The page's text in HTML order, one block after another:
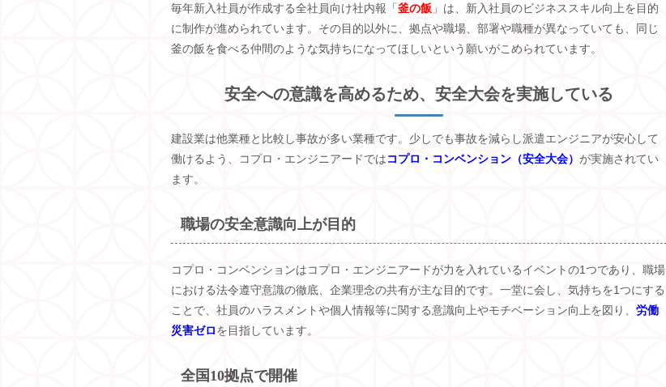
毎年新入社員が作成する全社員向け社内報「釜の飯 」は、新入社員のビジネススキル向上を目的
に制作が進められています。その目的以外に、拠点や職場、部署や職種が異なっていても、同じ
釜の飯を食べる仲間のような気持ちになってほしいという願いがこめられています。
安全への意識を高めるため、安全大会を実施している
建設業は他業種と比較し事故が多い業種です。少しでも事故を減らし派遣エンジニアが安心して
働けるよう、コプロ・エンジニアードではコプロ・コンベンション（安全大会） が実施されてい
ます。
職場の安全意識向上が目的
コプロ・コンベンションはコプロ・エンジニアードが力を入れているイベントの1つであり、職場
における法令遵守意識の徹底、企業理念の共有が主な目的です。一堂に会し、気持ちを1つにする
ことで、社員のハラスメントや個人情報等に関する意識向上やモチベーション向上を図り、労働
災害ゼロを目指しています。
全国 10拠点で開催